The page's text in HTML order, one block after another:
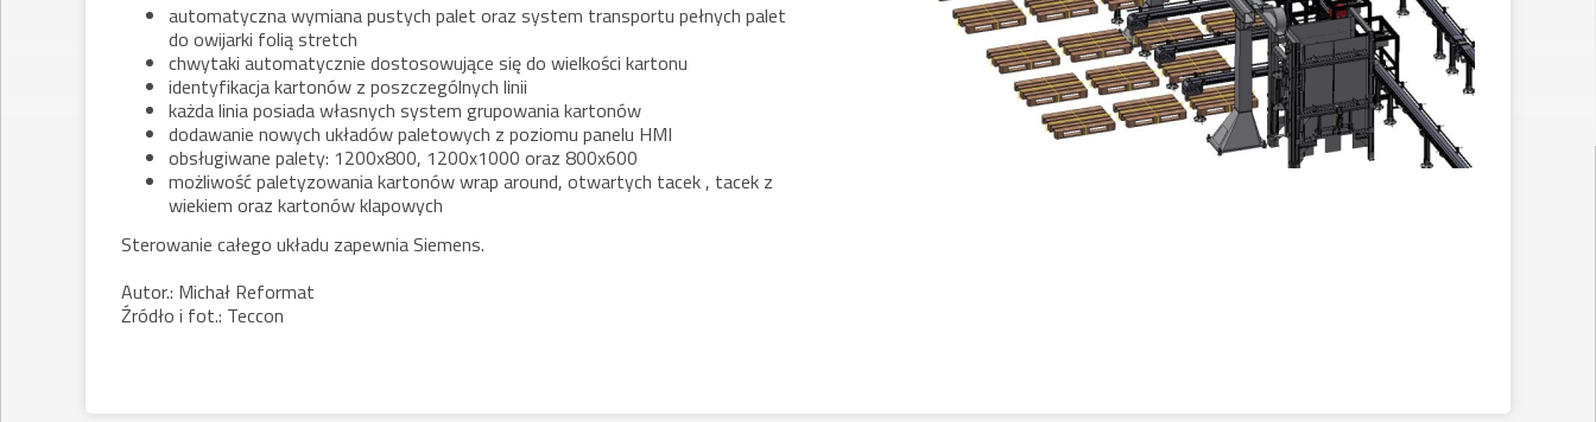
automatyczna wymiana pustych palet oraz system transportu pełnych palet
do owijarki folią stretch
chwytaki automatycznie dostosowujące się do wielkości kartonu
identyfikacja kartonów z poszczególnych linii
każda linia posiada własnych system grupowania kartonów
dodawanie nowych układów paletowych z poziomu panelu HMI
obsługiwane palety: 1200x800, 1200x1000 oraz 800x600
możliwość paletyzowania kartonów wrap around, otwartych tacek , tacek z
wiekiem oraz kartonów klapowych
Sterowanie całego układu zapewnia Siemens.
Autor.: Michał Reformat
Źródło i fot.: Teccon